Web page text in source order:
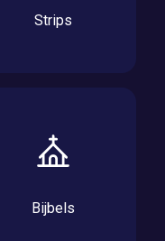
Strips
Bijbels